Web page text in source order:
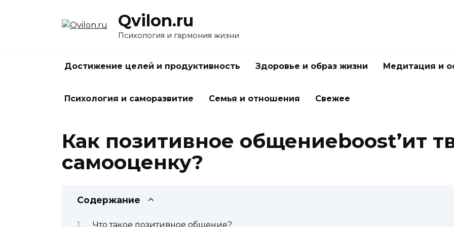
Qvilon.ru
Психология и гармония жизни
Достижение целей и продуктивность Здоровье и образ жизни Медитация и
Психология и саморазвитие Семья и отношения Свежее
Как позитивное общениеboost’ит
самооценку?
Содержание
Что такое позитивное общение?